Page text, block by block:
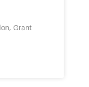
Grant